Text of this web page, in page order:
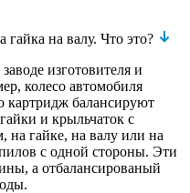
на валу. Что это?
изготовителя и
колесо автомобиля
картридж балансируют
и крыльчаток с
гайке, на валу или на
с одной стороны. Эти
а отбалансированый